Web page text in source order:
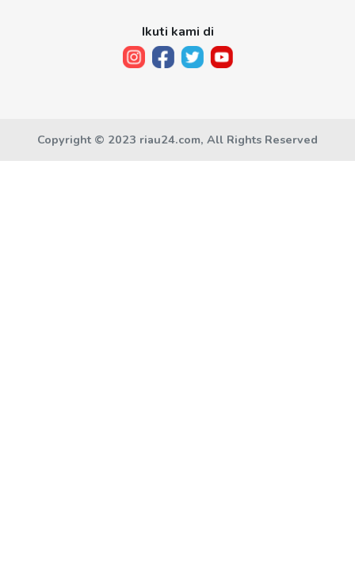
Ikuti kami di
Copyright © 2023 riau24.com, All Rights Reserved